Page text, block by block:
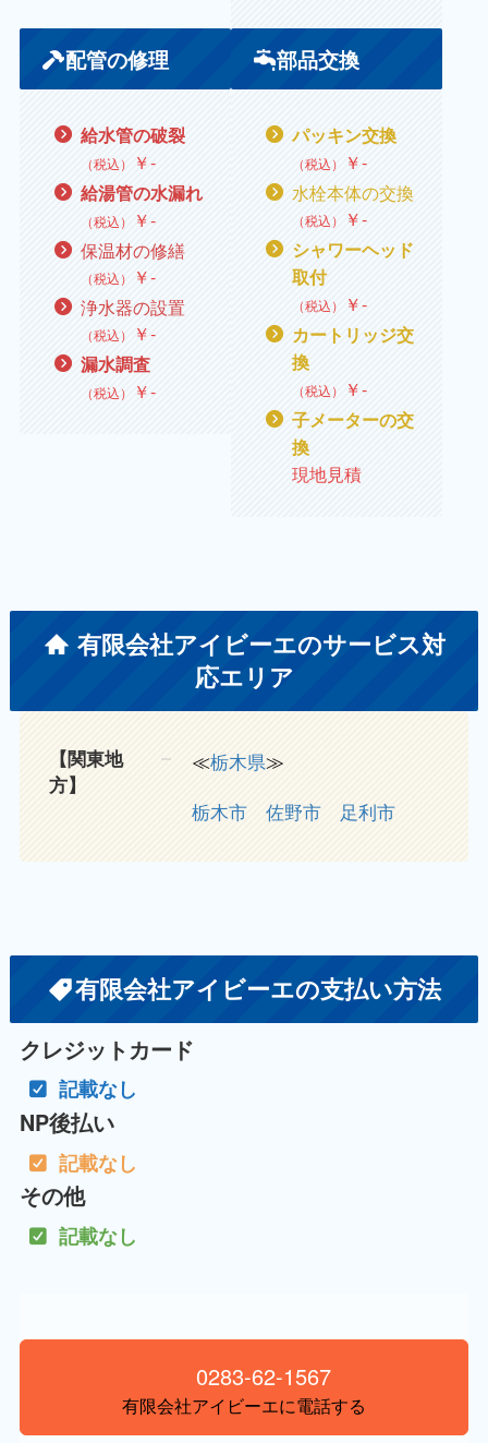
配管の修理
給水管の破裂
（税込） ￥‐
給湯管の水漏れ
（税込） ￥‐
保温材の修繕
（税込） ￥‐
浄水器の設置
（税込） ￥‐
漏水調査
（税込） ￥‐
部品交換
パッキン交換
（税込） ￥‐
水栓本体の交換
（税込） ￥‐
シャワーヘッド
取付
（税込） ￥‐
カートリッジ交
換
（税込） ￥‐
子メーターの交
換
現地見積
有限会社アイビーエのサービス対
応エリア
【関東地
方】
≪栃木県≫
栃木市
佐野市 足利市
有限会社アイビーエの支払い方法
クレジットカード
記載なし
NP後払い
記載なし
その他
記載なし
0283-62-1567
有限会社アイビーエに電話する